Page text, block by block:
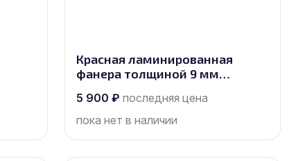
Красная ламинированная
фанера толщиной 9 мм
5 900 ₽ последняя цена
пока нет в наличии